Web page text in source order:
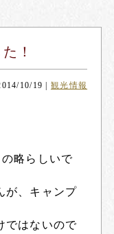
！
10/19 | 観光情報
の略らしいで
が、キャンプ
ではないので